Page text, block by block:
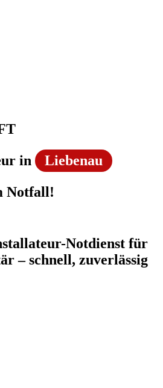
in
Liebenau
Notfall!
Notdienst für
– schnell, zuverlässig